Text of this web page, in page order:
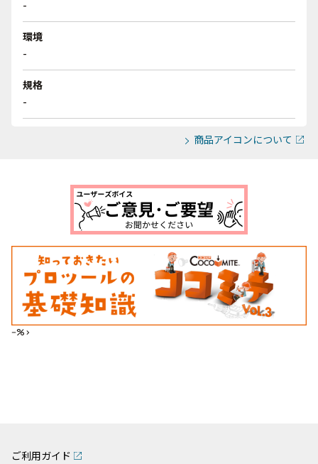
-
環境
-
規格
-
商品アイコンについて
--%>
ご利用ガイド